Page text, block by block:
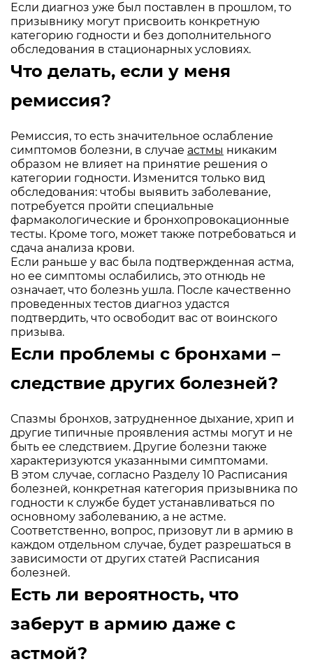
Если диагноз уже был поставлен в прошлом, то
призывнику могут присвоить конкретную
категорию годности и без дополнительного
обследования в стационарных условиях.
Что делать, если у меня
ремиссия?
Ремиссия, то есть значительное ослабление
симптомов болезни, в случае астмы никаким
образом не влияет на принятие решения о
категории годности. Изменится только вид
обследования: чтобы выявить заболевание,
потребуется пройти специальные
фармакологические и бронхопровокационные
тесты. Кроме того, может также потребоваться и
сдача анализа крови.
Если раньше у вас была подтвержденная астма,
но ее симптомы ослабились, это отнюдь не
означает, что болезнь ушла. После качественно
проведенных тестов диагноз удастся
подтвердить, что освободит вас от воинского
призыва.
Если проблемы с бронхами –
следствие других болезней?
Спазмы бронхов, затрудненное дыхание, хрип и
другие типичные проявления астмы могут и не
быть ее следствием. Другие болезни также
характеризуются указанными симптомами.
В этом случае, согласно Разделу 10 Расписания
болезней, конкретная категория призывника по
годности к службе будет устанавливаться по
основному заболеванию, а не астме.
Соответственно, вопрос, призовут ли в армию в
каждом отдельном случае, будет разрешаться в
зависимости от других статей Расписания
болезней.
Есть ли вероятность, что
заберут в армию даже с
астмой?